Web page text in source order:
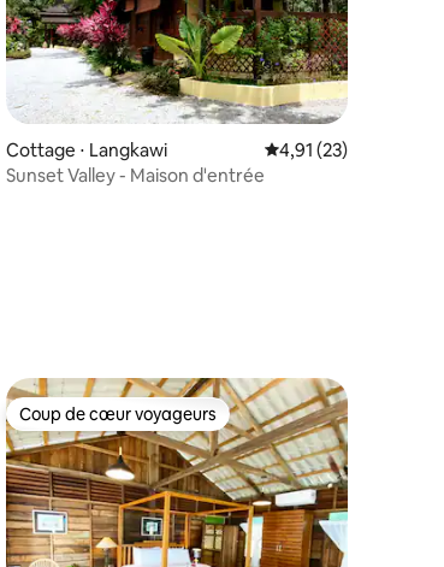
sur 5
sur la base de 27 commentaires : 4,89 sur 5
Cottage ⋅ Langkawi Évaluation moyenne
4,91 (23)
Sunset Valley - Maison d'entrée
Coup de cœur voyageurs
Coup de cœur voyageurs